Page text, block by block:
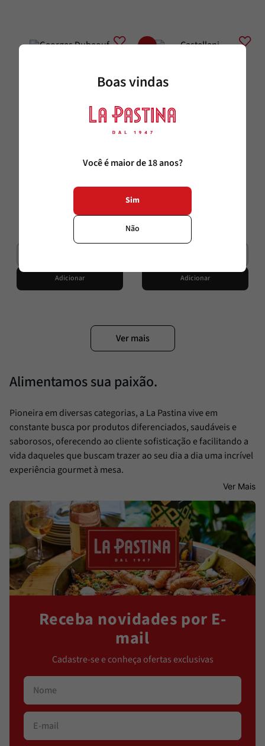
Georges Dubeouf Apéro À Paris
750ml
121
Adicionar
Castellani Borgotorre
750ml
109
Adicionar
Alimentamos sua paixão.
Pioneira em diversas categorias, a La Pastina vive em
constante busca por produtos diferenciados, saudáveis e
saborosos, oferecendo ao cliente sofisticação e facilitando a
vida daqueles que buscam trazer ao seu dia a dia uma incrível
experiência gourmet à mesa.
Ver Mais
Receba novidades por E-
mail
Cadastre-se e conheça ofertas exclusivas
Boas vindas
Você é maior de 18 anos?
Sim
Não